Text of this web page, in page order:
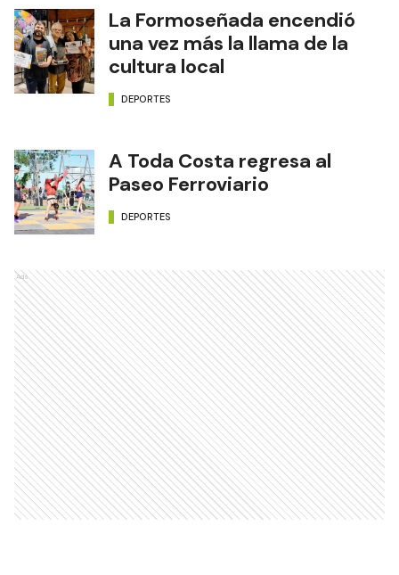
La Formoseñada encendió
una vez más la llama de la
cultura local
DEPORTES
A Toda Costa regresa al
Paseo Ferroviario
DEPORTES
Ads